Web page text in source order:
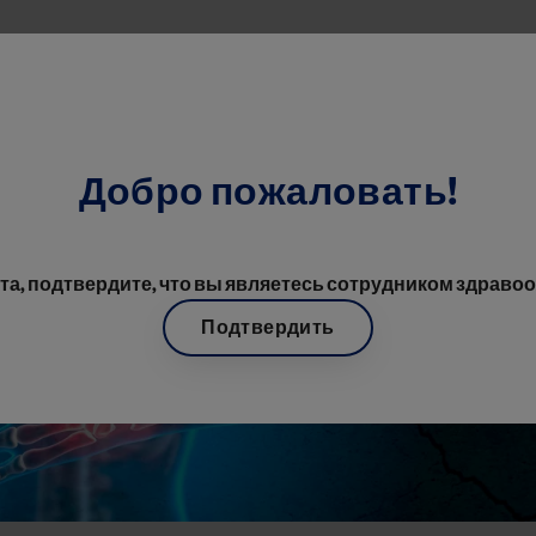
Добро пожаловать!
подтвердите, что вы являетесь сотрудником
Подтвердить